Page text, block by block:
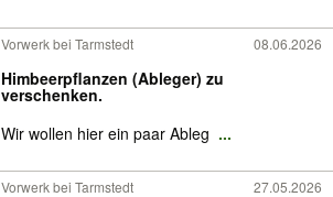
Vorwerk bei Tarmstedt 08.06.2026
Himbeerpflanzen (Ableger) zu
verschenken.
Wir wollen hier ein paar Ableg ...
Vorwerk bei Tarmstedt 27.05.2026